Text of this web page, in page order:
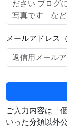
メールアドレス
ご入力内容は「
いった分類以外